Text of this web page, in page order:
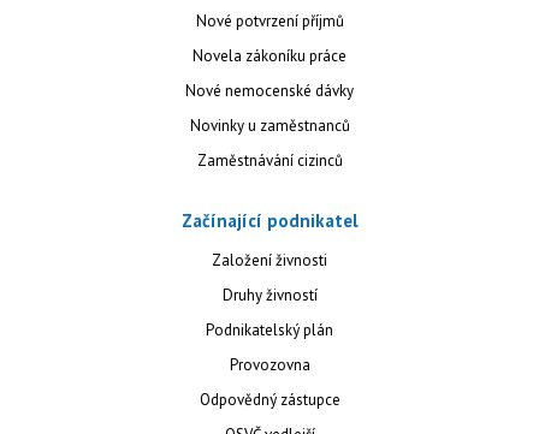
Nové potvrzení příjmů
Novela zákoníku práce
Nové nemocenské dávky
Novinky u zaměstnanců
Zaměstnávání cizinců
Začínající podnikatel
Založení živnosti
Druhy živností
Podnikatelský plán
Provozovna
Odpovědný zástupce